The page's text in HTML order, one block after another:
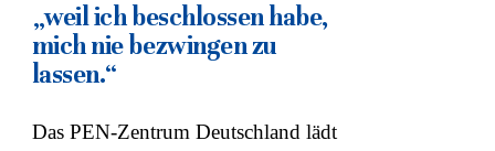
„weil ich beschlossen habe,
mich nie bezwingen zu
lassen.“
Das PEN-Zentrum Deutschland lädt